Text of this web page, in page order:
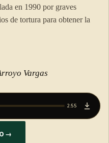
en 1990 por graves
de tortura para obtener la
Vargas
2:55
→